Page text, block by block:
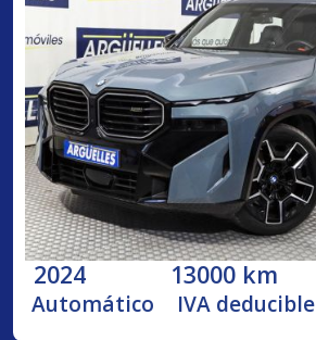
2024 13000 km
Automático IVA deducible